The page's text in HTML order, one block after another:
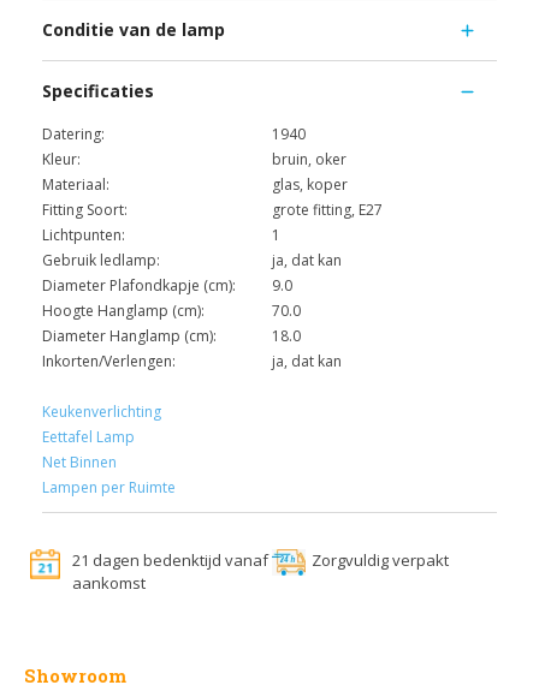
Conditie van de lamp
Specificaties
Datering:
1940
Kleur:
bruin, oker
Materiaal:
glas, koper
Fitting Soort:
grote fitting, E27
Lichtpunten:
1
Gebruik ledlamp:
ja, dat kan
Diameter Plafondkapje (cm):
9.0
Hoogte Hanglamp (cm):
70.0
Diameter Hanglamp (cm):
18.0
Inkorten/Verlengen:
ja, dat kan
Keukenverlichting
Eettafel Lamp
Net Binnen
Lampen per Ruimte
21 dagen bedenktijd vanaf
aankomst
Zorgvuldig verpakt
Showroom